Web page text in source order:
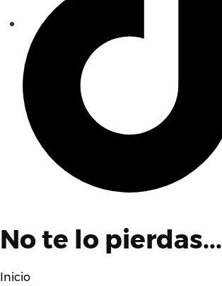
No te lo pierdas...
Inicio